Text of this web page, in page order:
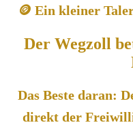
🪙 Ein kleiner
Der Wegzoll
Das Beste daran:
direkt der